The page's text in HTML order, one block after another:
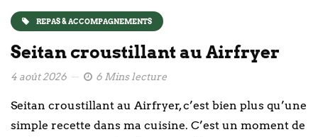
REPAS & ACCOMPAGNEMENTS
Seitan croustillant au Airfryer
4 août 2026 6 Mins lecture
Seitan croustillant au Airfryer, c’est bien plus qu’une
simple recette dans ma cuisine. C’est un moment de